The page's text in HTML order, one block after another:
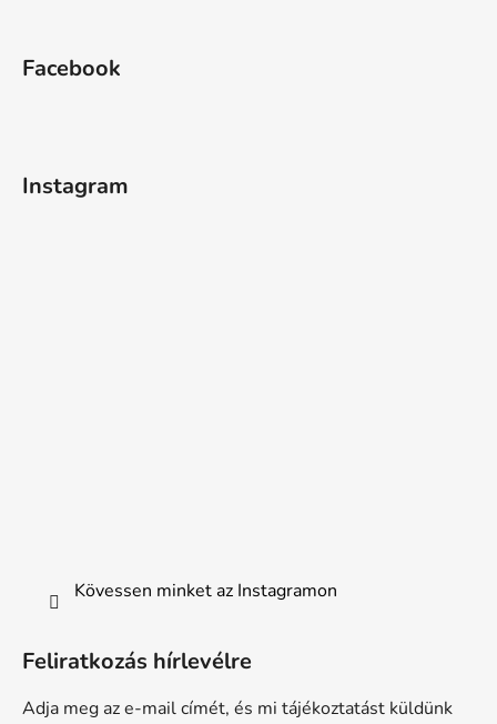
Facebook
Instagram
Kövessen minket az Instagramon
Feliratkozás hírlevélre
Adja meg az e-mail címét, és mi tájékoztatást küldünk